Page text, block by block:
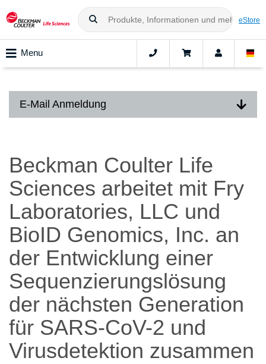
eStore
Menu
E-Mail Anmeldung
Beckman Coulter Life
Sciences arbeitet mit Fry
Laboratories, LLC und
BioID Genomics, Inc. an
der Entwicklung einer
Sequenzierungslösung
der nächsten Generation
für SARS-CoV-2 und
Virusdetektion zusammen